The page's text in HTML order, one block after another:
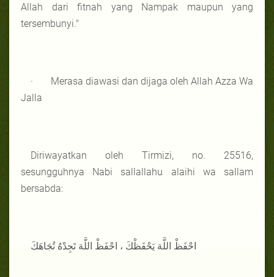
Allah dari fitnah yang Nampak maupun yang
tersembunyi."
· Merasa diawasi dan dijaga oleh Allah Azza Wa
Jalla
Diriwayatkan oleh Tirmizi, no. 25516,
sesungguhnya Nabi sallallahu alaihi wa sallam
bersabda:
احْفَظْ اللَّهَ يَحْفَظْكَ ، احْفَظْ اللَّهَ تَجِدْهُ تُجَاهَكَ